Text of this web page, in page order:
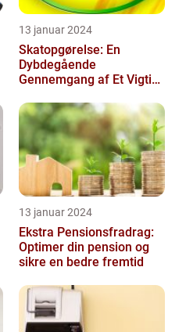
13 januar 2024
Skatopgørelse: En
Dybdegående
Gennemgang af Et Vigtigt
Finansfolk
13 januar 2024
Ekstra Pensionsfradrag:
Optimer din pension og
sikre en bedre fremtid